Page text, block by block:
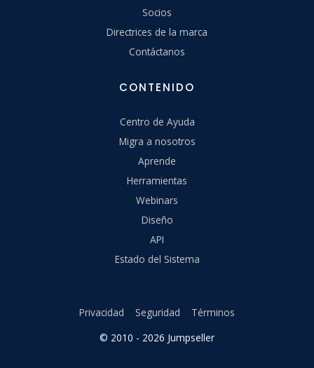
Socios
Directrices de la marca
Contáctanos
CONTENIDO
Centro de Ayuda
Migra a nosotros
Aprende
Herramientas
Webinars
Diseño
API
Estado del Sistema
© 2010 - 2026 Jumpseller
Privacidad Seguridad Términos